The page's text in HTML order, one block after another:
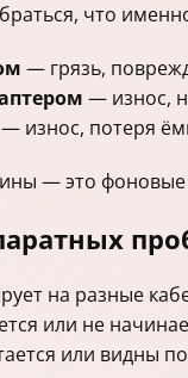
что
— грязь,
— износ,
— износ, потеря
— это фоновые
на разные
или не
или видны